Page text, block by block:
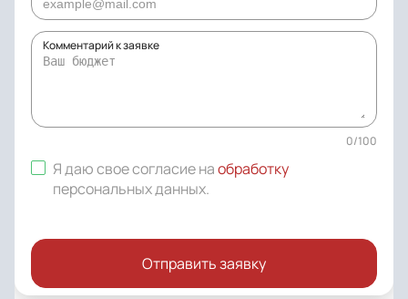
Комментарий к заявке
0/100
Я даю свое согласие наобработку
персональных данных.
Отправить заявку